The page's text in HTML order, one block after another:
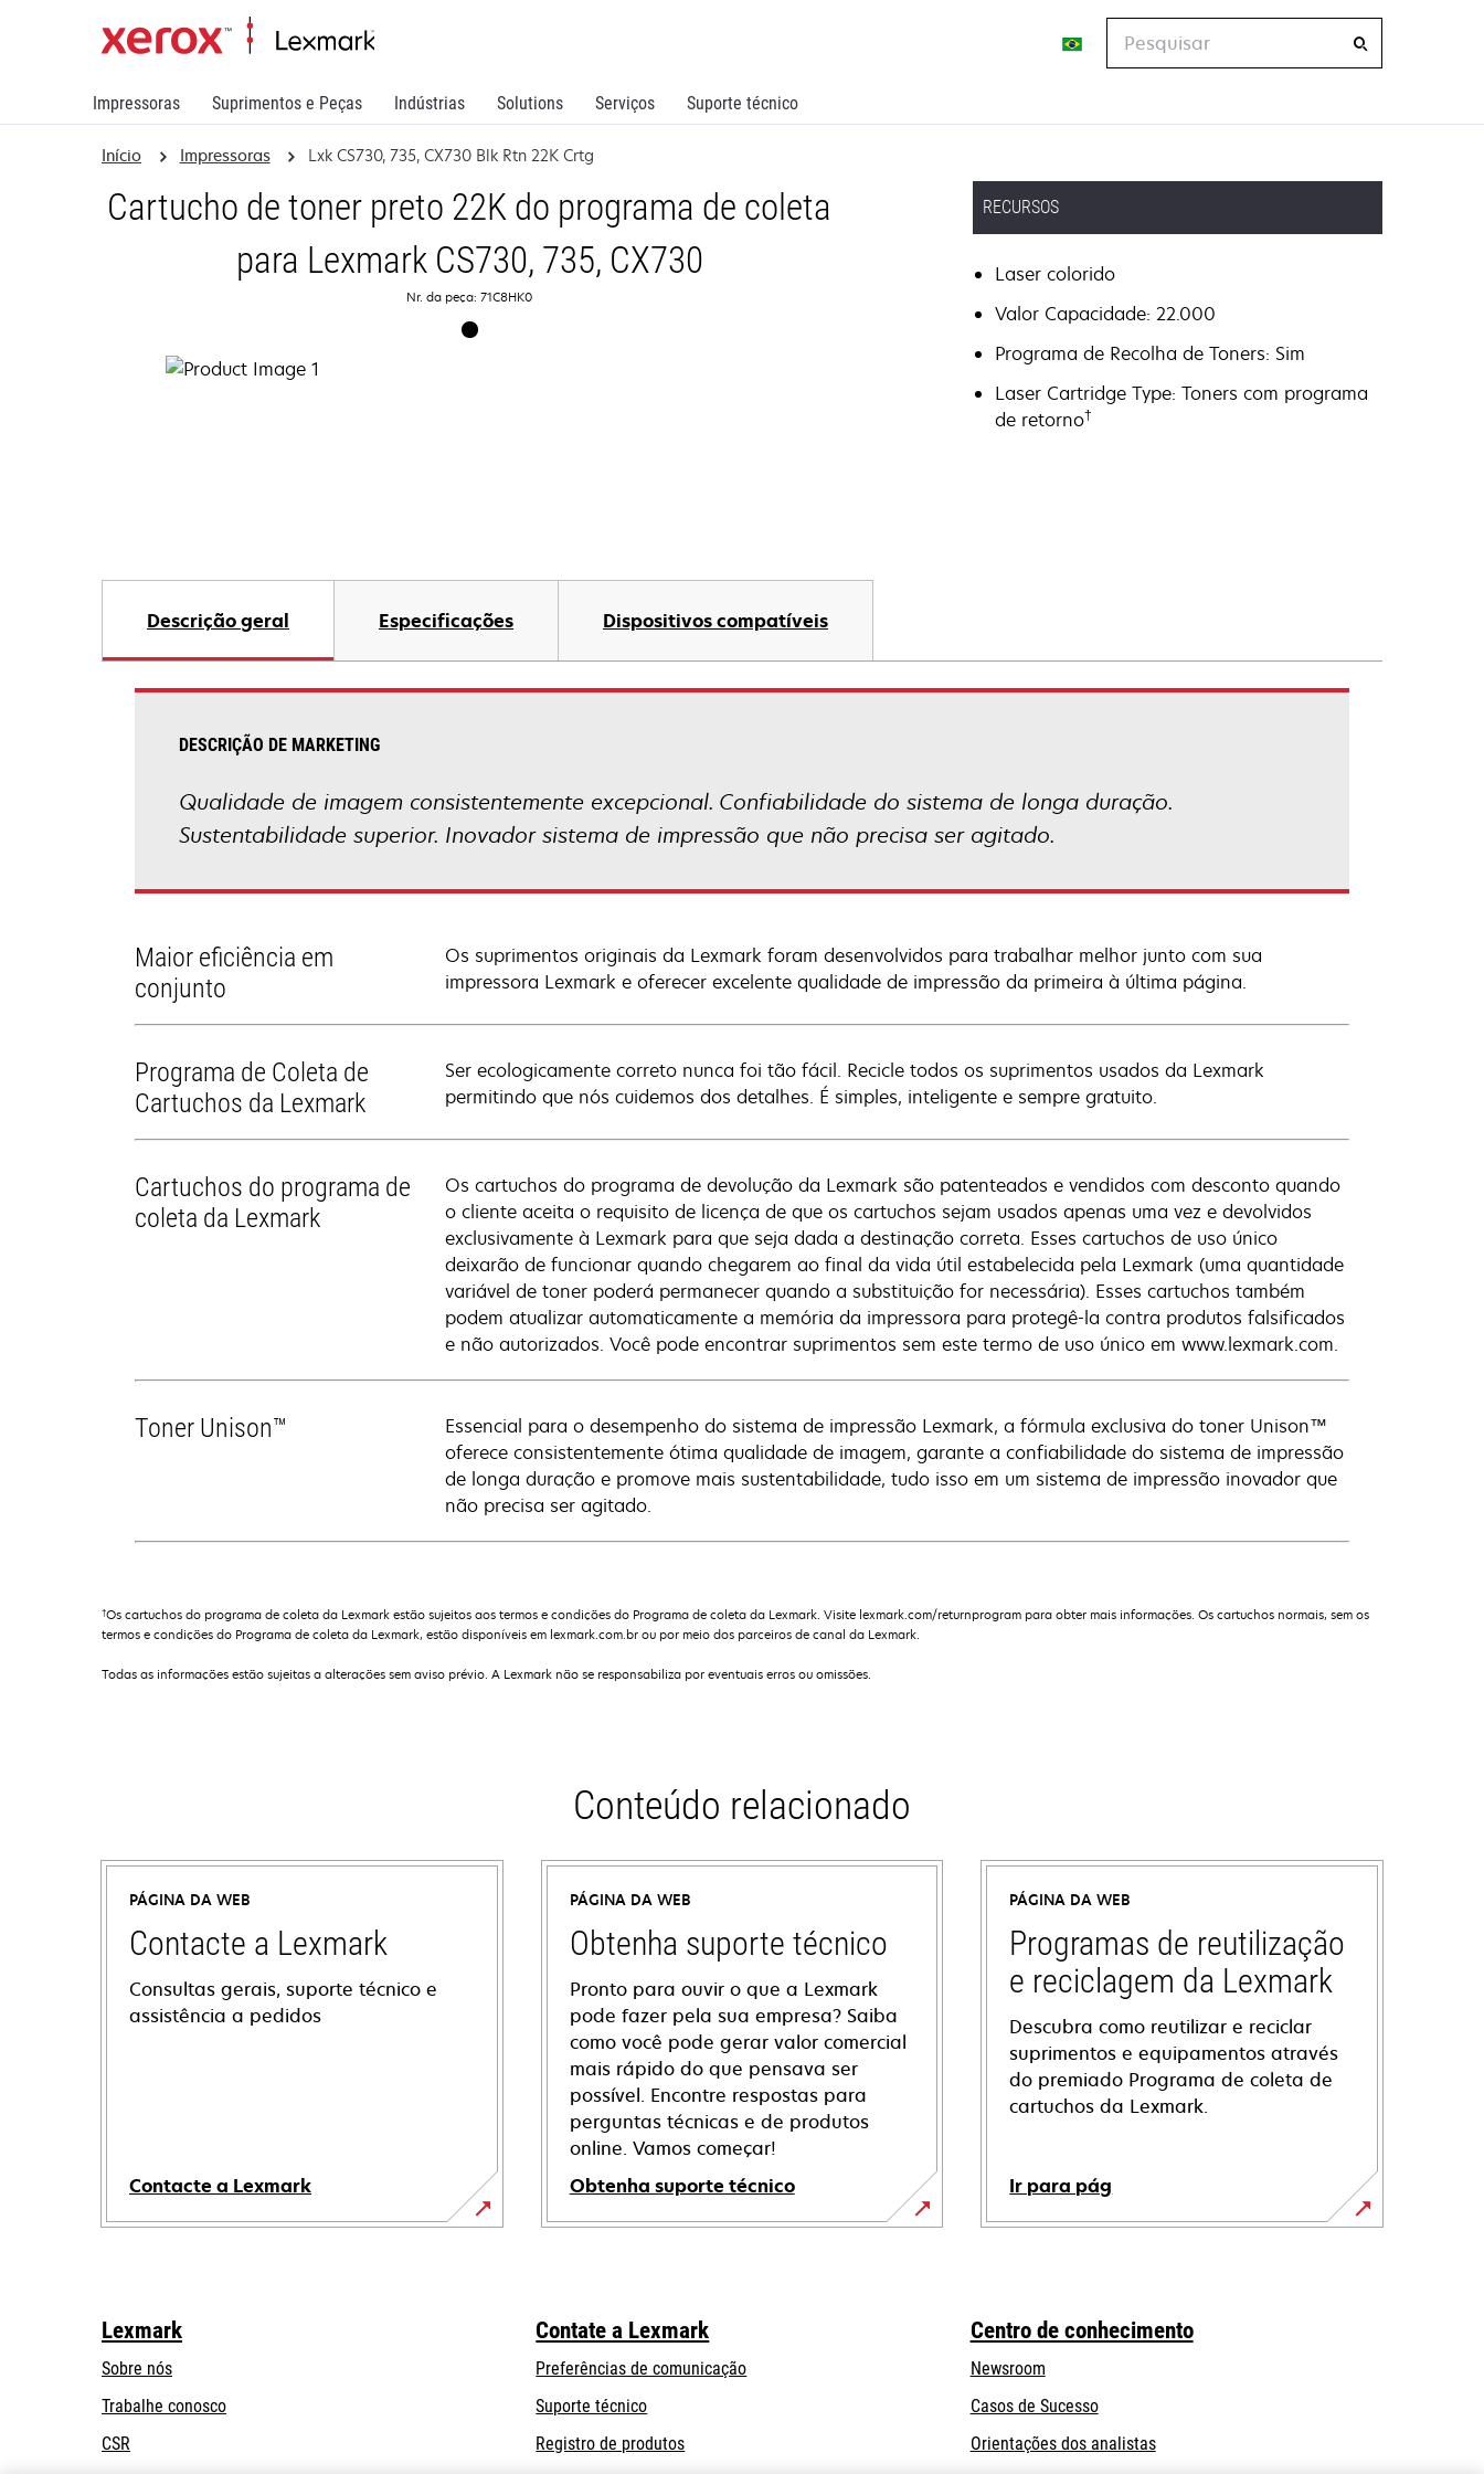
Impressoras Suprimentos e Peças Indústrias Solutions Serviços Suporte técnico
Início Impressoras Lxk CS730, 735, CX730 Blk Rtn 22K Crtg
Cartucho de toner preto 22K do programa de coleta
para Lexmark CS730, 735, CX730
Nr. da peça: 71C8HK0
RECURSOS
Laser colorido
Valor Capacidade: 22.000
Programa de Recolha de Toners: Sim
Laser Cartridge Type: Toners com programa
de retorno†
Descrição geral Especificações Dispositivos compatíveis
DESCRIÇÃO DE MARKETING
Qualidade de imagem consistentemente excepcional. Confiabilidade do sistema de longa duração.
Sustentabilidade superior. Inovador sistema de impressão que não precisa ser agitado.
Maior eficiência em
conjunto
Os suprimentos originais da Lexmark foram desenvolvidos para trabalhar melhor junto com sua
impressora Lexmark e oferecer excelente qualidade de impressão da primeira à última página.
Programa de Coleta de
Cartuchos da Lexmark
Ser ecologicamente correto nunca foi tão fácil. Recicle todos os suprimentos usados da Lexmark
permitindo que nós cuidemos dos detalhes. É simples, inteligente e sempre gratuito.
Cartuchos do programa de
coleta da Lexmark
Os cartuchos do programa de devolução da Lexmark são patenteados e vendidos com desconto quando
o cliente aceita o requisito de licença de que os cartuchos sejam usados apenas uma vez e devolvidos
exclusivamente à Lexmark para que seja dada a destinação correta. Esses cartuchos de uso único
deixarão de funcionar quando chegarem ao final da vida útil estabelecida pela Lexmark (uma quantidade
variável de toner poderá permanecer quando a substituição for necessária). Esses cartuchos também
podem atualizar automaticamente a memória da impressora para protegê-la contra produtos falsificados
e não autorizados. Você pode encontrar suprimentos sem este termo de uso único em www.lexmark.com.
Toner Unison™
Essencial para o desempenho do sistema de impressão Lexmark, a fórmula exclusiva do toner Unison™
oferece consistentemente ótima qualidade de imagem, garante a confiabilidade do sistema de impressão
de longa duração e promove mais sustentabilidade, tudo isso em um sistema de impressão inovador que
não precisa ser agitado.
†Os cartuchos do programa de coleta da Lexmark estão sujeitos aos termos e condições do Programa de coleta da Lexmark. Visite lexmark.com/returnprogram para obter mais informações. Os cartuchos normais, sem os
termos e condições do Programa de coleta da Lexmark, estão disponíveis em lexmark.com.br ou por meio dos parceiros de canal da Lexmark.
Todas as informações estão sujeitas a alterações sem aviso prévio. A Lexmark não se responsabiliza por eventuais erros ou omissões.
Conteúdo relacionado
PÁGINA DA WEB
Contacte a Lexmark
Consultas gerais, suporte técnico e
assistência a pedidos
Contacte a Lexmark
PÁGINA DA WEB
Obtenha suporte técnico
Pronto para ouvir o que a Lexmark
pode fazer pela sua empresa? Saiba
como você pode gerar valor comercial
mais rápido do que pensava ser
possível. Encontre respostas para
perguntas técnicas e de produtos
online. Vamos começar!
Obtenha suporte técnico
abre
guia
PÁGINA DA WEB
Programas de reutilização
e reciclagem da Lexmark
Descubra como reutilizar e reciclar
suprimentos e equipamentos através
do premiado Programa de coleta de
cartuchos da Lexmark.
Ir para pág
Lexmark
Sobre nós
Trabalhe conosco
CSR
Contate a Lexmark
Preferências de comunicação
Suporte técnicoabre
em
uma
Registro de produtos
Centro de conhecimento
Newsroom
Casos de Sucesso
Orientações dos analistas